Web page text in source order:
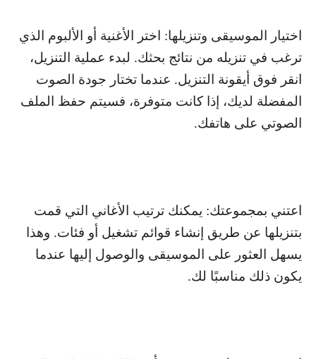
اختيار الموسيقى وتنزيلها: اختر الأغنية أو الألبوم الذي
ترغب في تنزيله من نتائج بحثك. لبدء عملية التنزيل،
انقر فوق أيقونة التنزيل. عندما تختار جودة الصوت
المفضلة لديك، إذا كانت متوفرة، فسيتم حفظ الملف
الصوتي على هاتفك.
اعتني بمجموعتك: يمكنك ترتيب الأغاني التي قمت
بتنزيلها عن طريق إنشاء قوائم تشغيل أو فئات. وهذا
يسهل العثور على الموسيقى والوصول إليها عندما
يكون ذلك مناسبًا لك.